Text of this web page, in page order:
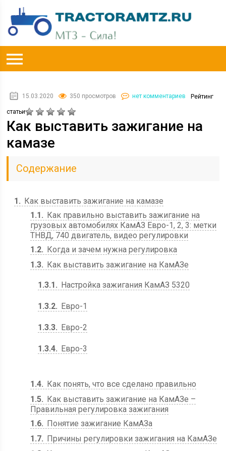
15.03.2020 350 просмотров нет комментариев Рейтинг
статьи
Как выставить зажигание на
камазе
Содержание
1
Как выставить зажигание на камазе
1.1
Как правильно выставить зажигание на
грузовых автомобилях КамАЗ Евро-1, 2, 3: метки
ТНВД, 740 двигатель, видео регулировки
1.2
Когда и зачем нужна регулировка
1.3
Как выставить зажигание на КамАЗе
1.3.1 Настройка зажигания КамАЗ 5320
1.3.2 Евро-1
1.3.3 Евро-2
1.3.4 Евро-3
1.4
Как понять, что все сделано правильно
1.5
Как выставить зажигание на КамАЗе –
Правильная регулировка зажигания
1.6
Понятие зажигание КамАЗа
1.7
Причины регулировки зажигания на КамАЗе